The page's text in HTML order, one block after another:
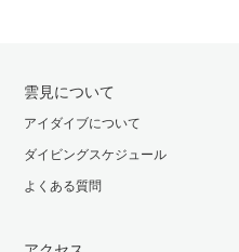
雲見について
アイダイブについて
ダイビングスケジュール
よくある質問